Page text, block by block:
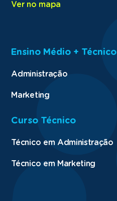
Ver no mapa
Ensino Médio + Técnico
Administração
Marketing
Curso Técnico
Técnico em Administração
Técnico em Marketing